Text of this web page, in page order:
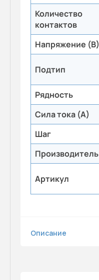
Количество
контактов
Напряжение (В)
Подтип
Рядность
Сила тока (А)
Шаг
Производитель
Артикул
Описание